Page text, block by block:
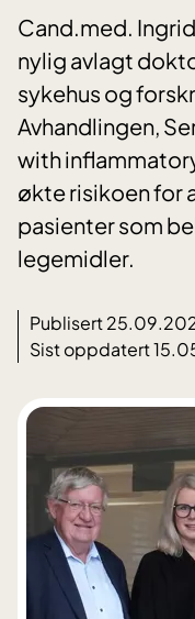
Cand.med.
nylig avlagt
sykehus og
Avhandlingen,
with
økte risikoen for
pasienter som
legemidler.
Publisert
Sist oppdatert